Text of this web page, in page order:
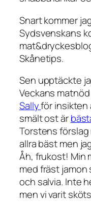
Snart kommer
Sydsvenskans
Skånetips.
Sen upptäckte
Veckans
Sallyför
smält ost är
Torstens
allra bäst men
Åh, frukost! Min
med fräst jamon
och salvia. Inte
men vi varit